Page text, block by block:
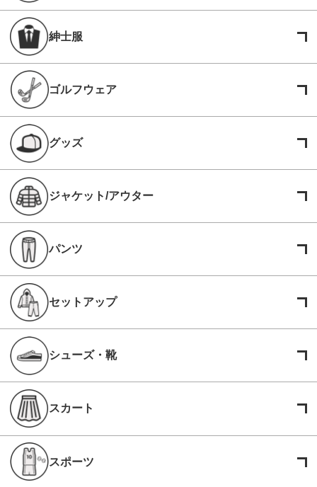
紳士服
ゴルフウェア
グッズ
ジャケット/アウター
パンツ
セットアップ
シューズ・靴
スカート
スポーツ